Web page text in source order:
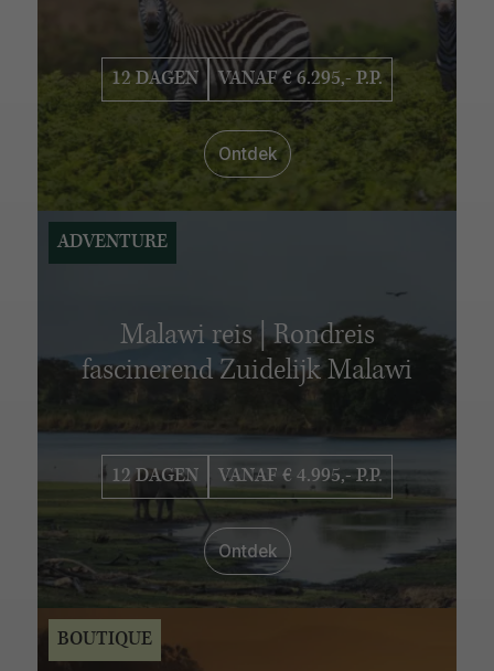
6 - 10 dagen 11 - 15 dagen
16 - 20 dagen
21 - 25 dagen
26 - 30 dagen
12 DAGEN VANAF € 6.295,- P.P.
Ontdek
Malawi reis | Rondreis
fascinerend Zuidelijk Malawi
12 DAGEN VANAF € 4.995,- P.P.
Ontdek
ADVENTURE
BOUTIQUE